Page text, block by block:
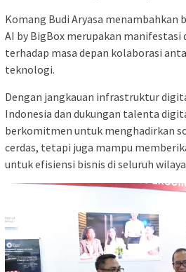
Komang Budi Aryasa menambahkan
AI by BigBox merupakan manifestasi
terhadap masa depan kolaborasi
teknologi.
Dengan jangkauan infrastruktur
Indonesia dan dukungan talenta
berkomitmen untuk menghadirkan
cerdas, tetapi juga mampu
untuk efisiensi bisnis di seluruh